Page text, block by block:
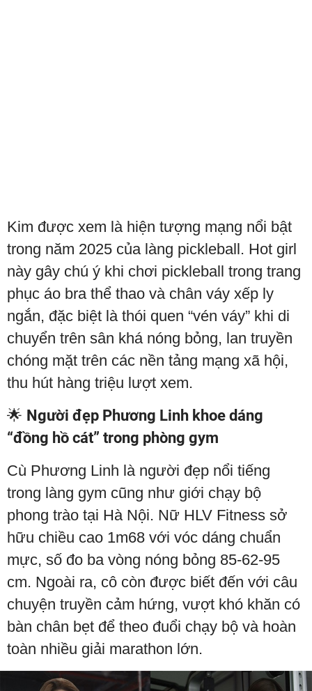
Kim được xem là hiện tượng mạng nổi bật
trong năm 2025 của làng pickleball. Hot girl
này gây chú ý khi chơi pickleball trong trang
phục áo bra thể thao và chân váy xếp ly
ngắn, đặc biệt là thói quen “vén váy” khi di
chuyển trên sân khá nóng bỏng, lan truyền
chóng mặt trên các nền tảng mạng xã hội,
thu hút hàng triệu lượt xem.
🌟 Người đẹp Phương Linh khoe dáng
“đồng hồ cát” trong phòng gym
Cù Phương Linh là người đẹp nổi tiếng
trong làng gym cũng như giới chạy bộ
phong trào tại Hà Nội. Nữ HLV Fitness sở
hữu chiều cao 1m68 với vóc dáng chuẩn
mực, số đo ba vòng nóng bỏng 85-62-95
cm. Ngoài ra, cô còn được biết đến với câu
chuyện truyền cảm hứng, vượt khó khăn có
bàn chân bẹt để theo đuổi chạy bộ và hoàn
toàn nhiều giải marathon lớn.